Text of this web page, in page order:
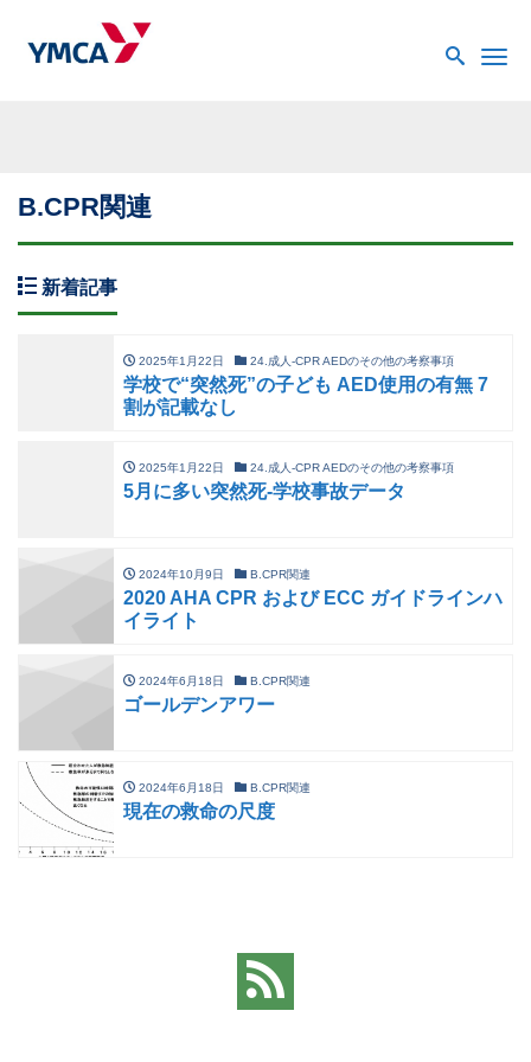
B.CPR関連
新着記事
2025年1月22日 24.成人-CPR AEDのその他の考察事項
学校で“突然死”の子ども AED使用の有無 7
割が記載なし
2025年1月22日 24.成人-CPR AEDのその他の考察事項
5月に多い突然死-学校事故データ
2024年10月9日 B.CPR関連
2020 AHA CPR および ECC ガイドラインハ
イライト
2024年6月18日 B.CPR関連
ゴールデンアワー
2024年6月18日 B.CPR関連
現在の救命の尺度